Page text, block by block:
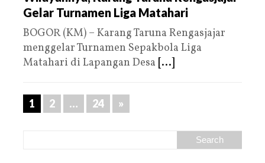
Gelar Turnamen Liga Matahari
BOGOR (KM) – Karang Taruna Rengasjajar
menggelar Turnamen Sepakbola Liga
Matahari di Lapangan Desa [...]
1 2 … 24 »